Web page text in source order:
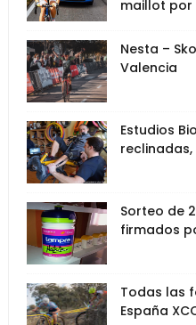
maillot por
Nesta –
Valencia
Estudios
Sorteo de
firmados
Todas las
España